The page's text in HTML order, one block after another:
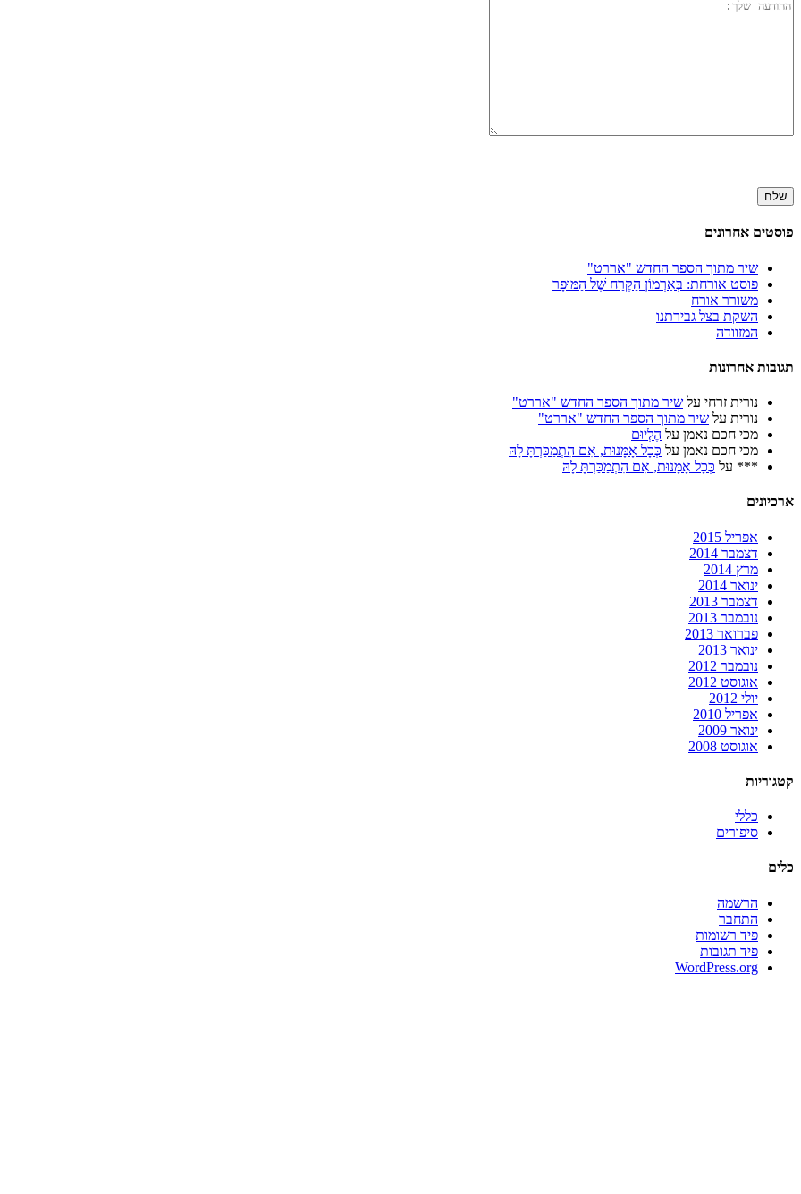
פוסטים אחרונים
שיר מתוך הספר החדש "אררט"
פוסט אורחת: בְּאַרְמוֹן הַקֶּרַח שֶׁל הַמּוּפָר
משורר אורח
השקת בצל גבירתנו
המזוודה
תגובות אחרונות
נורית זרחי על שיר מתוך הספר החדש "אררט"
נורית על שיר מתוך הספר החדש "אררט"
מכי חכם נאמן על הֶלְיוּם
מכי חכם נאמן על כְּכָל אָמָּנוּת, אִם הִתְמַכַּרְתָּ לָהּ
*** על כְּכָל אָמָּנוּת, אִם הִתְמַכַּרְתָּ לָהּ
ארכיונים
אפריל 2015
דצמבר 2014
מרץ 2014
ינואר 2014
דצמבר 2013
נובמבר 2013
פברואר 2013
ינואר 2013
נובמבר 2012
אוגוסט 2012
יולי 2012
אפריל 2010
ינואר 2009
אוגוסט 2008
קטגוריות
כללי
סיפורים
כלים
הרשמה
התחבר
פיד רשומות
פיד תגובות
WordPress.org